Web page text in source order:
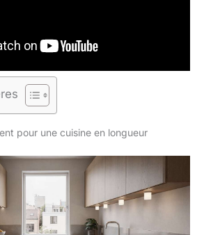
pour une cuisine en longueur